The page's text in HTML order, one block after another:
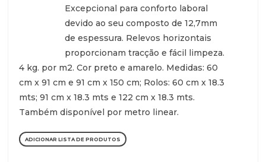
Excepcional para conforto laboral
devido ao seu composto de 12,7mm
de espessura. Relevos horizontais
proporcionam tracção e fácil limpeza.
4 kg. por m2. Cor preto e amarelo. Medidas: 60
cm x 91 cm e 91 cm x 150 cm; Rolos: 60 cm x 18.3
mts; 91 cm x 18.3 mts e 122 cm x 18.3 mts.
Também disponível por metro linear.
ADICIONAR LISTA DE PRODUTOS